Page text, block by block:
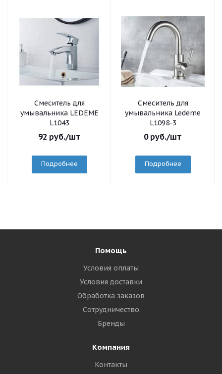
Смеситель для
умывальника LEDEME
L1043
92 руб./шт
Подробнее
Смеситель для
умывальника Ledeme
L1098-3
0руб./шт
Подробнее
Помощь
Условия оплаты
Условия доставки
Обработка заказов
Сотрудничество
Бренды
Компания
Контакты